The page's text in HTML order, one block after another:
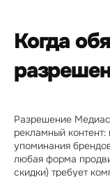
Когда
Разрешение
рекламный контент:
упоминания
любая форма
скидки) требует